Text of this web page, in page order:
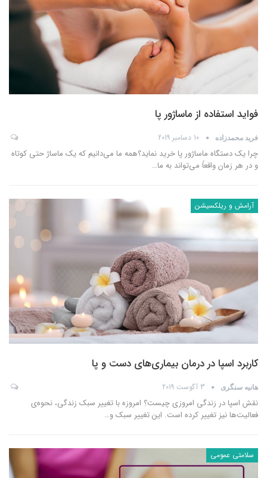
فواید استفاده از ماساژور پا
فرید محمدزاده 10 دسامبر 2019
چرا یک دستگاه ماساژور پا خرید نماید؟همه ما می‌دانیم که یک ماساژ حتی کوتاه
و در هر زمان واقعاً می‌تواند به ما…
آرامش و ریلکسیشن
کاربرد اسپا در درمان بیماری‌های دست و پا
هانیه سنگری 3 آگوست 2019
نقش اسپا در زندگی امروزی چیست؟ امروزه با تغییر سبک زندگی، نحوه‌ی
فعالیت‌‌ها نیز تغییر کرده است. این تغییر سبک و…
سلامتی عمومی